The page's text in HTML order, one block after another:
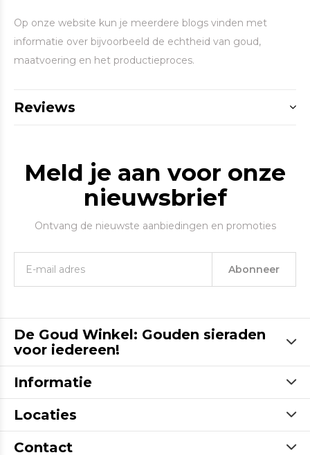
Op onze website kun je meerdere blogs vinden met
informatie over bijvoorbeeld de echtheid van goud,
maatvoering en het productieproces.
Reviews
Meld je aan voor onze
nieuwsbrief
Ontvang de nieuwste aanbiedingen en promoties
Abonneer
De Goud Winkel: Gouden sieraden
voor iedereen!
Informatie
Locaties
Contact